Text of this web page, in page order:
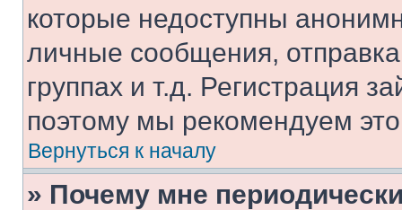
которые недоступны
личные сообщения,
группах и т.д. Регистрация
поэтому мы рекомендуем
Вернуться к началу
» Почему мне